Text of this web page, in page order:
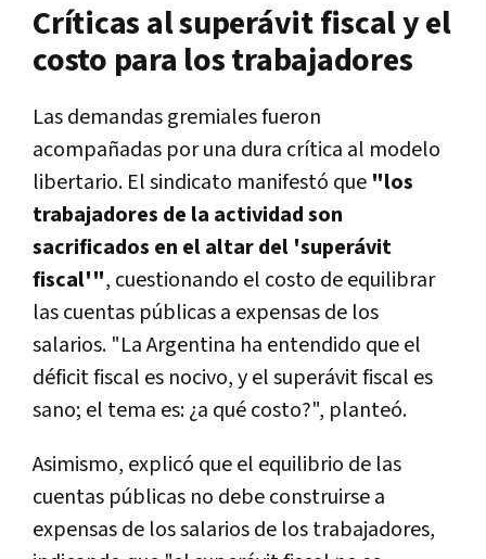
Críticas al superávit fiscal y el
costo para los trabajadores
Las demandas gremiales fueron
acompañadas por una dura crítica al modelo
libertario. El sindicato manifestó que "los
trabajadores de la actividad son
sacrificados en el altar del 'superávit
fiscal'", cuestionando el costo de equilibrar
las cuentas públicas a expensas de los
salarios. "La Argentina ha entendido que el
déficit fiscal es nocivo, y el superávit fiscal es
sano; el tema es: ¿a qué costo?", planteó.
Asimismo, explicó que el equilibrio de las
cuentas públicas no debe construirse a
expensas de los salarios de los trabajadores,